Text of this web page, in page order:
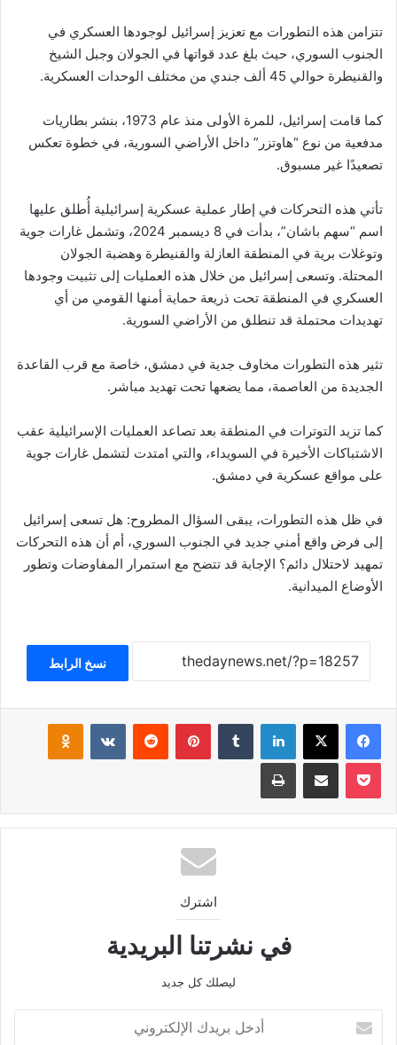
تتزامن هذه التطورات مع تعزيز إسرائيل لوجودها العسكري في
الجنوب السوري، حيث بلغ عدد قواتها في الجولان وجبل الشيخ
والقنيطرة حوالي 45 ألف جندي من مختلف الوحدات العسكرية.
كما قامت إسرائيل، للمرة الأولى منذ عام 1973، بنشر بطاريات
مدفعية من نوع “هاوتزر” داخل الأراضي السورية، في خطوة تعكس
تصعيدًا غير مسبوق.
تأتي هذه التحركات في إطار عملية عسكرية إسرائيلية أُطلق عليها
اسم “سهم باشان”، بدأت في 8 ديسمبر 2024، وتشمل غارات جوية
وتوغلات برية في المنطقة العازلة والقنيطرة وهضبة الجولان
المحتلة. وتسعى إسرائيل من خلال هذه العمليات إلى تثبيت وجودها
العسكري في المنطقة تحت ذريعة حماية أمنها القومي من أي
تهديدات محتملة قد تنطلق من الأراضي السورية.
تثير هذه التطورات مخاوف جدية في دمشق، خاصة مع قرب القاعدة
الجديدة من العاصمة، مما يضعها تحت تهديد مباشر.
كما تزيد التوترات في المنطقة بعد تصاعد العمليات الإسرائيلية عقب
الاشتباكات الأخيرة في السويداء، والتي امتدت لتشمل غارات جوية
على مواقع عسكرية في دمشق.
في ظل هذه التطورات، يبقى السؤال المطروح: هل تسعى إسرائيل
إلى فرض واقع أمني جديد في الجنوب السوري، أم أن هذه التحركات
تمهيد لاحتلال دائم؟ الإجابة قد تتضح مع استمرار المفاوضات وتطور
الأوضاع الميدانية.
نسخ الرابط
فيسبوك ‫X لينكدإن بينتيريست
‫Pocket مشاركة عبر البريد طباعة
اشترك
في نشرتنا البريدية
ليصلك كل جديد
بريدك